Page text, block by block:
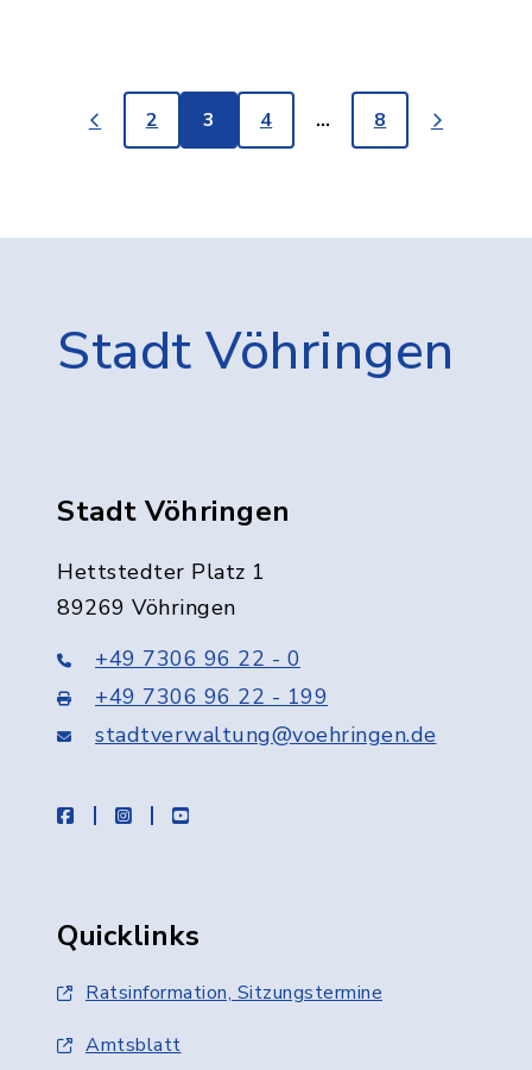
2 3 4 … 8
Stadt Vöhringen
Stadt Vöhringen
Hettstedter Platz 1
89269 Vöhringen
+49 7306 96 22 - 0
+49 7306 96 22 - 199
stadtverwaltung@voehringen.de
facebookinstagramyoutube
Quicklinks
Ratsinformation, Sitzungstermine
Amtsblatt